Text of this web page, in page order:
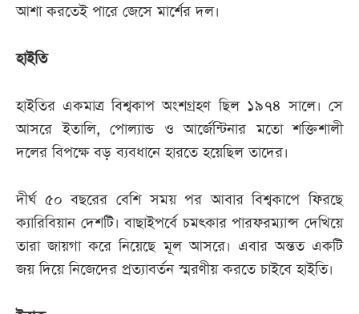
আশা করতেই পারে জেসে মার্শের দল।
হাইতি
হাইতির একমাত্র বিশ্বকাপ অংশগ্রহণ ছিল ১৯৭৪ সালে। সে
আসরে ইতালি, পোল্যান্ড ও আর্জেন্টিনার মতো শক্তিশালী
দলের বিপক্ষে বড় ব্যবধানে হারতে হয়েছিল তাদের।
দীর্ঘ ৫০ বছরের বেশি সময় পর আবার বিশ্বকাপে ফিরছে
ক্যারিবিয়ান দেশটি। বাছাইপর্বে চমৎকার পারফরম্যান্স দেখিয়ে
তারা জায়গা করে নিয়েছে মূল আসরে। এবার অন্তত একটি
জয় দিয়ে নিজেদের প্রত্যাবর্তন স্মরণীয় করতে চাইবে হাইতি।